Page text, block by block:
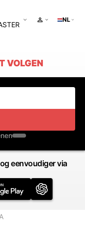
NL
VOLGEN
eenvoudiger via